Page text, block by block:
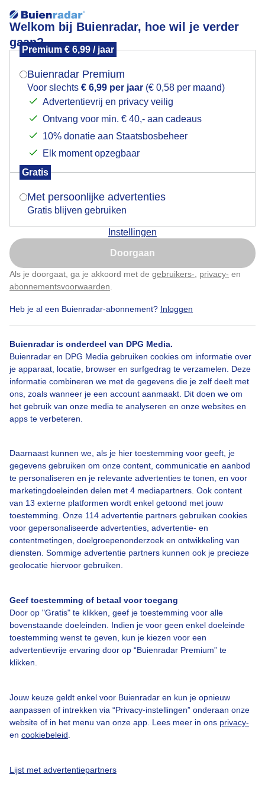
Welkom bij Buienradar, hoe wil je verder
gaan?
Premium € 6,99 / jaar
Buienradar Premium
Voor slechts € 6,99 per jaar (€ 0,58 per maand)
Advertentievrij en privacy veilig
Ontvang voor min. € 40,- aan cadeaus
10% donatie aan Staatsbosbeheer
Elk moment opzegbaar
Gratis
Met persoonlijke advertenties
Gratis blijven gebruiken
Instellingen
Doorgaan
Als je doorgaat, ga je akkoord met de gebruikers- privacy- en
abonnementsvoorwaarden
Heb je al een Buienradar-abonnement? Inloggen
Buienradar is onderdeel van DPG Media.
Buienradar en DPG Media gebruiken cookies om informatie over
je apparaat, locatie, browser en surfgedrag te verzamelen. Deze
informatie combineren we met de gegevens die je zelf deelt met
ons, zoals wanneer je een account aanmaakt. Dit doen we om
het gebruik van onze media te analyseren en onze websites en
apps te verbeteren.
Daarnaast kunnen we, als je hier toestemming voor geeft, je
gegevens gebruiken om onze content, communicatie en aanbod
te personaliseren en je relevante advertenties te tonen, en voor
marketingdoeleinden delen met 4 mediapartners. Ook content
van 13 externe platformen wordt enkel getoond met jouw
toestemming. Onze 114 advertentie partners gebruiken cookies
voor gepersonaliseerde advertenties, advertentie- en
contentmetingen, doelgroepenonderzoek en ontwikkeling van
diensten. Sommige advertentie partners kunnen ook je precieze
geolocatie hiervoor gebruiken.
Geef toestemming of betaal voor toegang
Door op "Gratis" te klikken, geef je toestemming voor alle
bovenstaande doeleinden. Indien je voor geen enkel doeleinde
toestemming wenst te geven, kun je kiezen voor een
advertentievrije ervaring door op “Buienradar Premium” te
klikken.
Jouw keuze geldt enkel voor Buienradar en kun je opnieuw
aanpassen of intrekken via “Privacy-instellingen” onderaan onze
website of in het menu van onze app. Lees meer in ons privacy-
en cookiebeleid
Lijst met advertentiepartners
Dreigende luchten
Door: Kees Jak Gemaakt: 11-05-2026, 5896x bekeken
Bekijk slideshow
Een moment geduld aub...
Over Buienradar
Bedrijfsgegevens
Veelgestelde vragen
Gebruikersvoorwaarden
Adverteren
Buienradar Team
Cookie beleid
Privacy instellingen
Gratis weerdata
Mogen we je locatie gebruiken voor het
Indien je hier nog geen akkoord op hebt gegeven,
verschijnt er zo een pop-up uit je browser waarin
Is goed, toon de popup
Nu niet, misschien later
Klik hierom dit aan te passen